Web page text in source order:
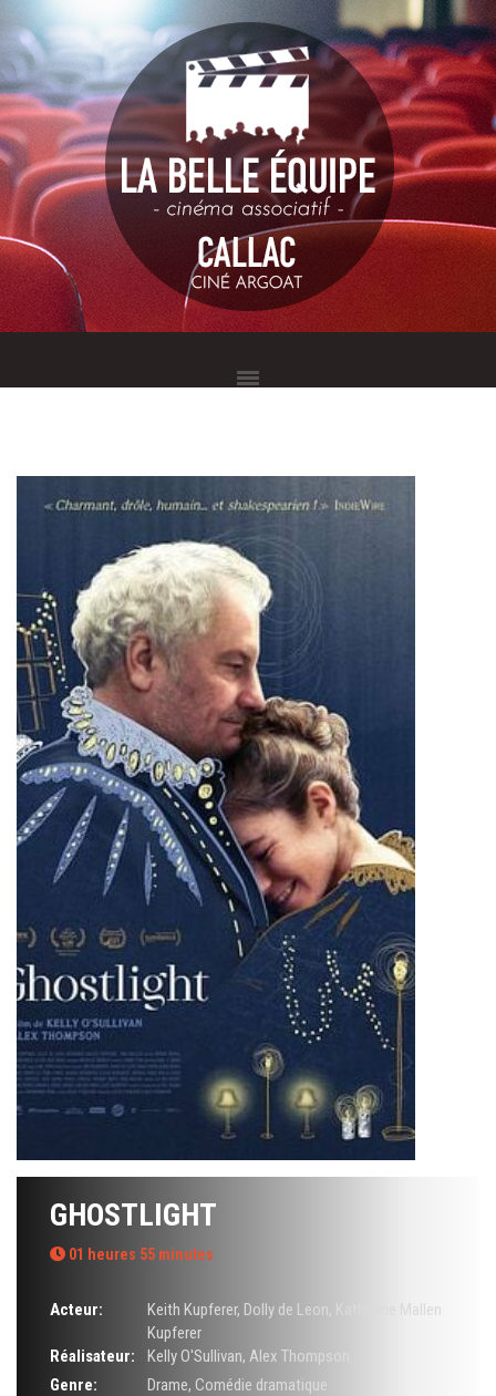
GHOSTLIGHT
01 heures 55 minutes
Acteur: Keith Kupferer, Dolly de Leon
Katherine Mallen
Kupferer
Réalisateur:
Kelly O'Sullivan, Alex Thompson
Genre:
Drame, Comédie dramatique